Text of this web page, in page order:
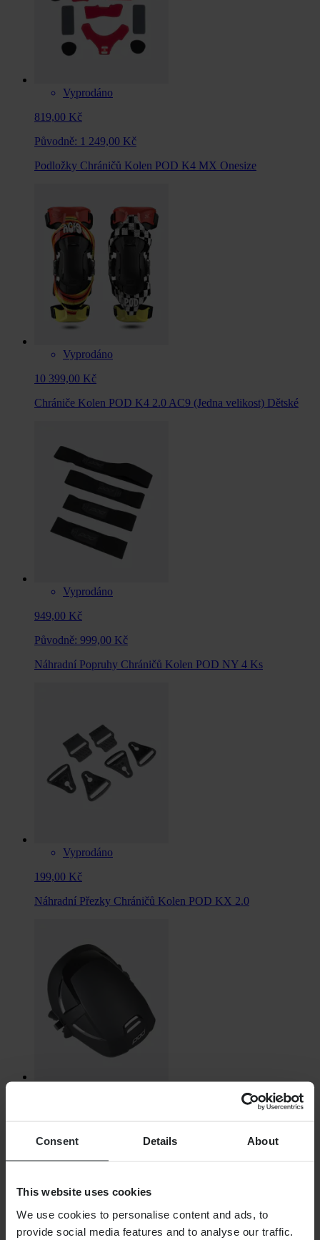
Consent Details About
This website uses cookies
We use cookies to personalise content and ads, to
provide social media features and to analyse our traffic.
Vyprodáno
819,00 Kč
Původně: 1 249,00 Kč
Podložky Chráničů Kolen POD K4 MX Onesize
Vyprodáno
10 399,00 Kč
Chrániče Kolen POD K4 2.0 AC9 (Jedna velikost) Dětské
Vyprodáno
949,00 Kč
Původně: 999,00 Kč
Náhradní Popruhy Chráničů Kolen POD NY 4 Ks
Vyprodáno
199,00 Kč
Náhradní Přezky Chráničů Kolen POD KX 2.0
Původně:
Náhradní Díl Chrániče Kolen Pod K1 Černá